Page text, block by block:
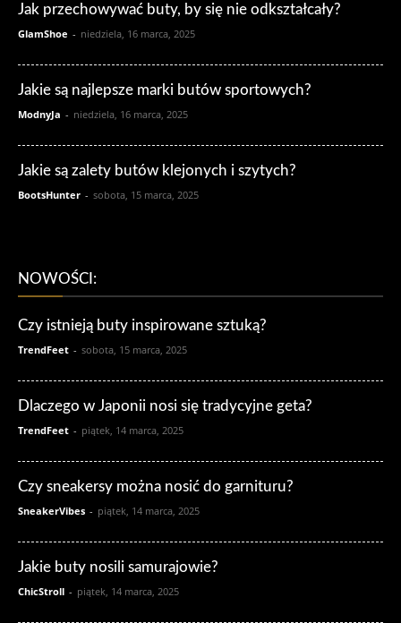
Jak przechowywać buty, by się nie odkształcały?
GlamShoe - niedziela, 16 marca, 2025
Jakie są najlepsze marki butów sportowych?
ModnyJa - niedziela, 16 marca, 2025
Jakie są zalety butów klejonych i szytych?
BootsHunter - sobota, 15 marca, 2025
NOWOŚCI:
Czy istnieją buty inspirowane sztuką?
TrendFeet - sobota, 15 marca, 2025
Dlaczego w Japonii nosi się tradycyjne geta?
TrendFeet - piątek, 14 marca, 2025
Czy sneakersy można nosić do garnituru?
SneakerVibes - piątek, 14 marca, 2025
Jakie buty nosili samurajowie?
ChicStroll - piątek, 14 marca, 2025